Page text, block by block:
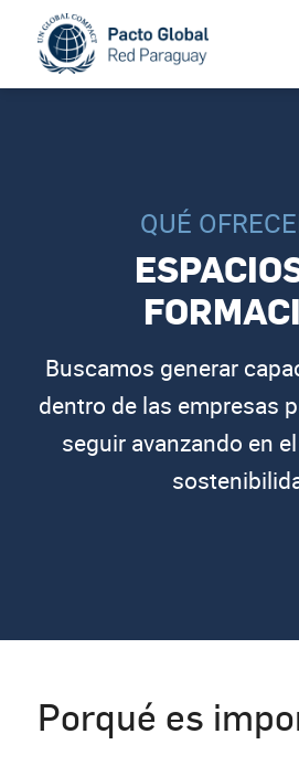
QUÉ
Buscamos generar
dentro de las empresas
seguir avanzando en
Porqué es